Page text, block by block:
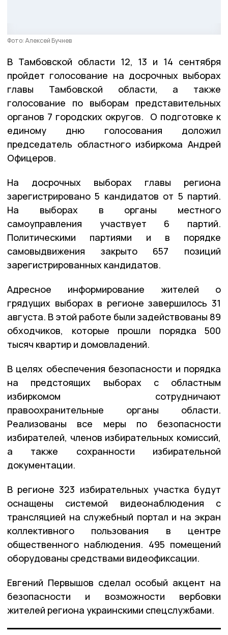
Фото: Алексей Бучнев
В Тамбовской области 12, 13 и 14 сентября
пройдет голосование на досрочных выборах
главы Тамбовской области, а также
голосование по выборам представительных
органов 7 городских округов. О подготовке к
единому дню голосования доложил
председатель областного избиркома Андрей
Офицеров.
На досрочных выборах главы региона
зарегистрировано 5 кандидатов от 5 партий.
На выборах в органы местного
самоуправления участвует 6 партий.
Политическими партиями и в порядке
самовыдвижения закрыто 657 позиций
зарегистрированных кандидатов.
Адресное информирование жителей о
грядущих выборах в регионе завершилось 31
августа. В этой работе были задействованы 89
обходчиков, которые прошли порядка 500
тысяч квартир и домовладений.
В целях обеспечения безопасности и порядка
на предстоящих выборах с областным
избиркомом сотрудничают
правоохранительные органы области.
Реализованы все меры по безопасности
избирателей, членов избирательных комиссий,
а также сохранности избирательной
документации.
В регионе 323 избирательных участка будут
оснащены системой видеонаблюдения с
трансляцией на служебный портал и на экран
коллективного пользования в центре
общественного наблюдения. 495 помещений
оборудованы средствами видеофиксации.
Евгений Первышов сделал особый акцент на
безопасности и возможности вербовки
жителей региона украинскими спецслужбами.